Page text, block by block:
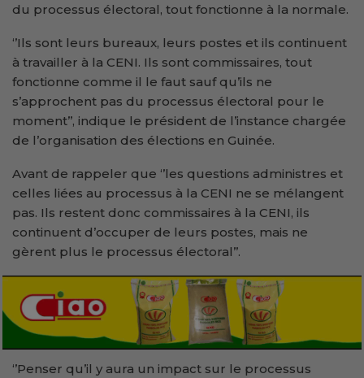
du processus électoral, tout fonctionne à la normale.
‘’Ils sont leurs bureaux, leurs postes et ils continuent
à travailler à la CENI. Ils sont commissaires, tout
fonctionne comme il le faut sauf qu’ils ne
s’approchent pas du processus électoral pour le
moment’’, indique le président de l’instance chargée
de l’organisation des élections en Guinée.
Avant de rappeler que ‘’les questions administres et
celles liées au processus à la CENI ne se mélangent
pas. Ils restent donc commissaires à la CENI, ils
continuent d’occuper de leurs postes, mais ne
gèrent plus le processus électoral’’.
‘’Penser qu’il y aura un impact sur le processus